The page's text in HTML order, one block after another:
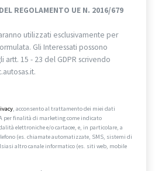
REGOLAMENTO UE N. 2016/679
utilizzati esclusivamente per
Gli Interessati possono
artt. 15 - 23 del GDPR scrivendo
, acconsento al trattamento dei miei dati
per finalità di marketing come indicato
elettroniche e/o cartacee, e, in particolare, a
(es. chiamate automatizzate, SMS, sistemi di
altro canale informatico (es. siti web, mobile